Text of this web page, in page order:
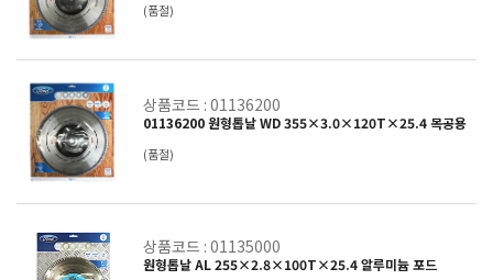
(품절)
상품코드 : 01136200
01136200 원형톱날 WD 355×3.0×120T×25.4 목공용
(품절)
상품코드 : 01135000
원형톱날 AL 255×2.8×100T×25.4 알루미늄 포드